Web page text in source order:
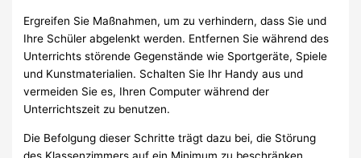
Ergreifen Sie Maßnahmen, um zu verhindern, dass Sie und
Ihre Schüler abgelenkt werden. Entfernen Sie während des
Unterrichts störende Gegenstände wie Sportgeräte, Spiele
und Kunstmaterialien. Schalten Sie Ihr Handy aus und
vermeiden Sie es, Ihren Computer während der
Unterrichtszeit zu benutzen.
Die Befolgung dieser Schritte trägt dazu bei, die Störung